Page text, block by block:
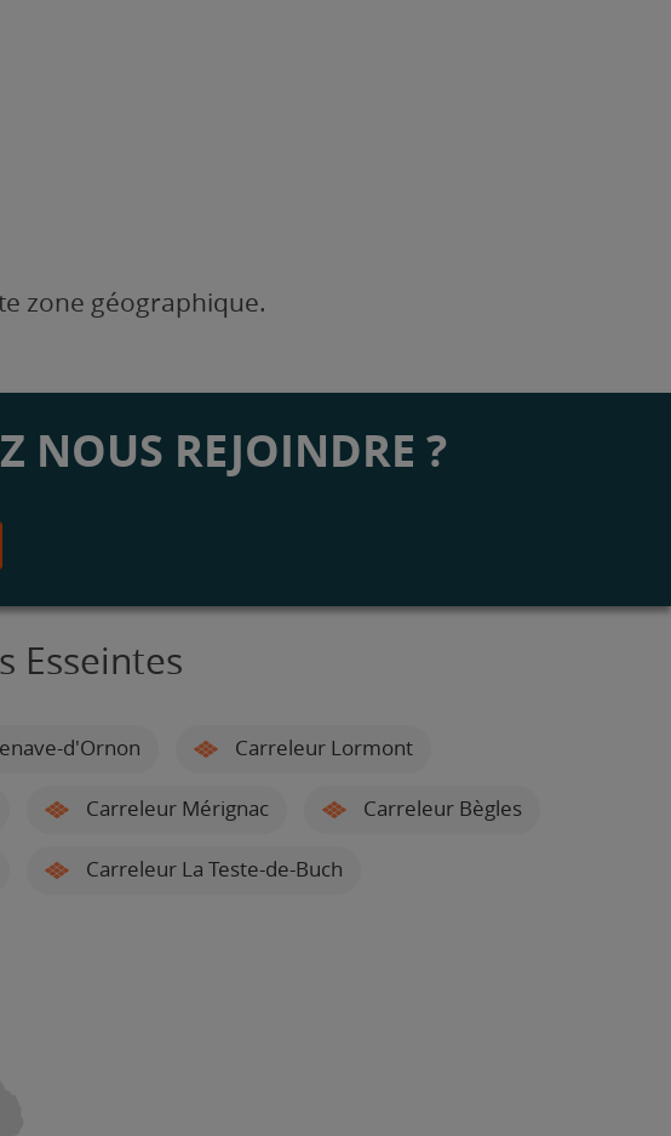
zone géographique.
NOUS REJOINDRE ?
Esseintes
d'Ornon Carreleur Lormont
Carreleur Mérignac Carreleur Bègles
Carreleur La Teste-de-Buch